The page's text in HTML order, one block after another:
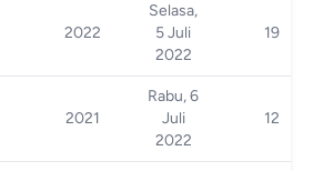
2022
Selasa,
5 Juli
2022
19
2021
Rabu, 6
Juli
2022
12